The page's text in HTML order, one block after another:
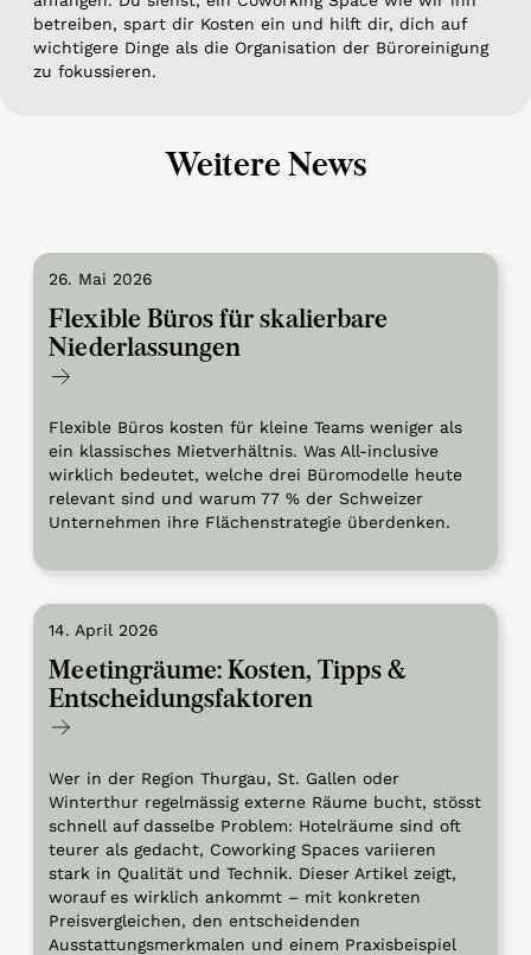
betreiben, spart dir Kosten ein und hilft dir, dich auf
wichtigere Dinge als die Organisation der Büroreinigung
zu fokussieren.
Weitere News
26. Mai 2026
Flexible Büros für skalierbare
Niederlassungen
Flexible Büros kosten für kleine Teams weniger als
ein klassisches Mietverhältnis. Was All-inclusive
wirklich bedeutet, welche drei Büromodelle heute
relevant sind und warum 77 % der Schweizer
Unternehmen ihre Flächenstrategie überdenken.
14. April 2026
Meetingräume: Kosten, Tipps &
Entscheidungsfaktoren
Wer in der Region Thurgau, St. Gallen oder
Winterthur regelmässig externe Räume bucht, stösst
schnell auf dasselbe Problem: Hotelräume sind oft
teurer als gedacht, Coworking Spaces variieren
stark in Qualität und Technik. Dieser Artikel zeigt,
worauf es wirklich ankommt – mit konkreten
Preisvergleichen, den entscheidenden
Ausstattungsmerkmalen und einem Praxisbeispiel